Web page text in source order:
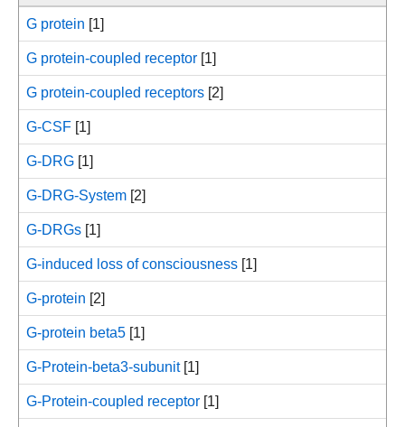
G protein [1]
G protein-coupled receptor [1]
G protein-coupled receptors [2]
G-CSF [1]
G-DRG [1]
G-DRG-System [2]
G-DRGs [1]
G-induced loss of consciousness [1]
G-protein [2]
G-protein beta5 [1]
G-Protein-beta3-subunit[1]
G-Protein-coupled receptor [1]